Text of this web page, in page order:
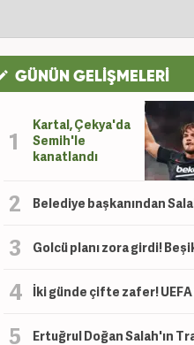
GÜNÜN GELİŞMELERİ
Kartal, Çekya'da
Semih'le
kanatlandı